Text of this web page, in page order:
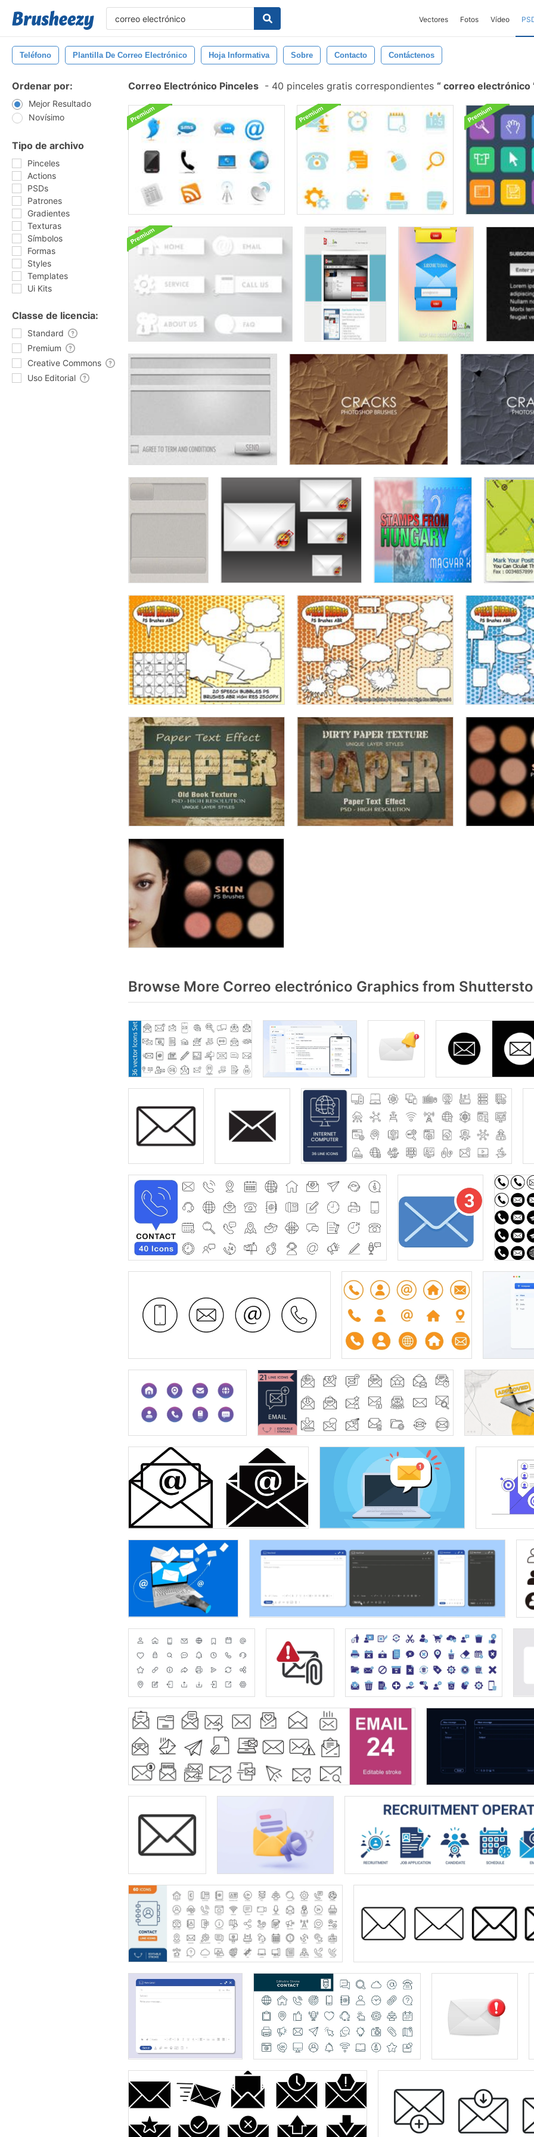
Vectores Fotos Vídeo
Teléfono Plantilla De Correo Electrónico Hoja Informativa Sobre Contacto Contáctenos
Ordenar por:
Mejor Resultado
Novísimo
Tipo de archivo
Pinceles
Actions
PSDs
Patrones
Gradientes
Texturas
Símbolos
Formas
Styles
Templates
Ui Kits
Classe de licencia:
Standard
Premium
Creative Commons
Uso Editorial
Correo Electrónico Pinceles - 40 pinceles gratis correspondientes correo electrónico
Browse More Correo electrónico Graphics from